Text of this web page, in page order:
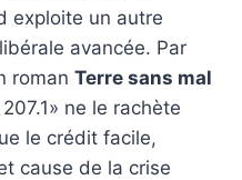
exploite un autre
avancée. Par
roman Terre sans mal
ne le rachète
le crédit facile,
cause de la crise